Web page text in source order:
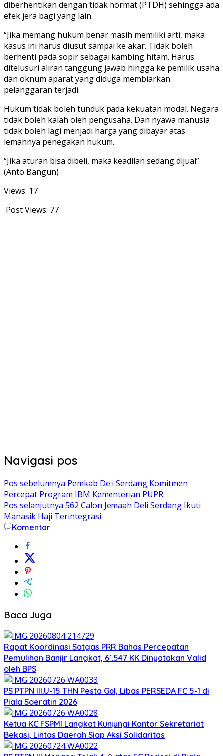
diberhentikan dengan tidak hormat (PTDH) sehingga ada
efek jera bagi yang lain.
“Jika memang hukum benar masih memiliki arti, maka
kasus ini harus diusut sampai ke akar. Tidak boleh
berhenti pada sopir sebagai kambing hitam. Harus
ditelusuri aliran tanggung jawab hingga ke pemilik usaha
dan oknum aparat yang diduga membiarkan
pelanggaran terjadi.
Hukum tidak boleh tunduk pada kekuatan modal. Negara
tidak boleh kalah oleh pengusaha. Dan nyawa manusia
tidak boleh lagi menjadi harga yang dibayar atas
lemahnya penegakan hukum.
“Jika aturan bisa dibeli, maka keadilan sedang dijual”
(Anto Bangun)
Views: 17
Post Views: 77
Navigasi pos
Pos sebelumnya Pemkab Deli Serdang Komitmen
Percepat Program IBM Kementerian PUPR
Pos selanjutnya 562 Calon Jemaah Deli Serdang Ikuti
Manasik Haji Terintegrasi
Komentar
Baca Juga
Rapat Koordinasi Satgas PRR Bahas Percepatan
Pemulihan Banjir Langkat, 61.547 KK Dinyatakan Valid
oleh BPS
PS PTPN III.U-15 THN Pesta Gol, Libas PERSEDA FC 5-1 di
Piala Soeratin 2026
Ketua KC FSPMI Langkat Kunjungi Kantor Sekretariat
Bekasi, Lintas Daerah Siap Aksi Solidaritas